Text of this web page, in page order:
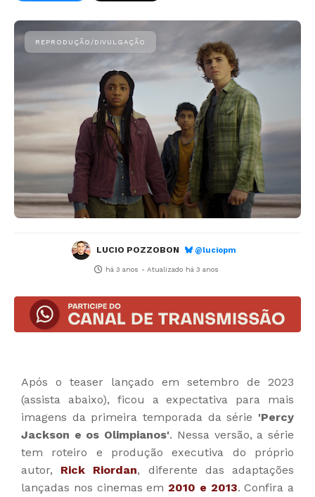
LUCIO POZZOBON @luciopm
há 3 anos - Atualizado há 3 anos
Após o teaser lançado em setembro de 2023
(assista abaixo), ficou a expectativa para mais
imagens da primeira temporada da série 'Percy
Jackson e os Olimpianos'. Nessa versão, a série
tem roteiro e produção executiva do próprio
autor, Rick Riordan, diferente das adaptações
lançadas nos cinemas em 2010 e 2013. Confira a